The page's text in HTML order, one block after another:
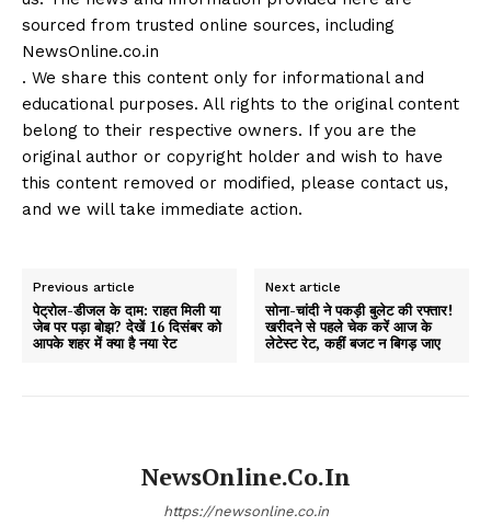
sourced from trusted online sources, including
NewsOnline.co.in
. We share this content only for informational and
educational purposes. All rights to the original content
belong to their respective owners. If you are the
original author or copyright holder and wish to have
this content removed or modified, please contact us,
and we will take immediate action.
Previous article
पेट्रोल-डीजल के दाम: राहत मिली या
जेब पर पड़ा बोझ? देखें 16 दिसंबर को
आपके शहर में क्या है नया रेट
Next article
सोना-चांदी ने पकड़ी बुलेट की रफ्तार!
खरीदने से पहले चेक करें आज के
लेटेस्ट रेट, कहीं बजट न बिगड़ जाए
NewsOnline.co.in
https://newsonline.co.in